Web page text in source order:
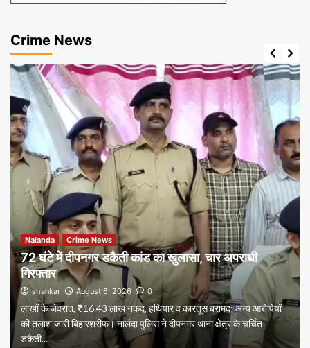
Crime News
Nalanda Crime News
72 घंटे में दीपनगर डकैती कांड का खुलासा, चार अपराधी
गिरफ्तार
shankar August 6, 2026 0
लाखों के जेवरात, ₹16.43 लाख नकद, हथियार व कारतूस बरामद; अन्य आरोपियों
की तलाश जारी बिहारशरीफ। नालंदा पुलिस ने दीपनगर थाना क्षेत्र के चर्चित
डकैती...